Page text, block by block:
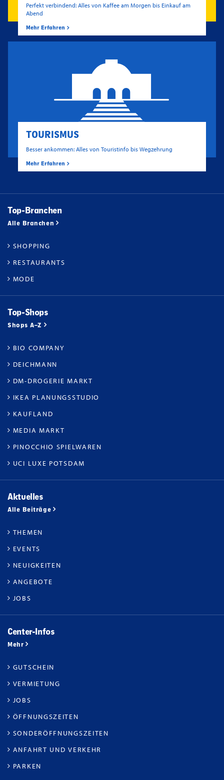
Perfekt verbindend: Alles von Kaffee am Morgen bis Einkauf am
Abend
Mehr Erfahren
TOURISMUS
Besser ankommen: Alles von Touristinfo bis Wegzehrung
Mehr Erfahren
Top-Branchen
Alle Branchen
SHOPPING
RESTAURANTS
MODE
Top-Shops
Shops A–Z
BIO COMPANY
DEICHMANN
DM-DROGERIE MARKT
IKEA PLANUNGSSTUDIO
KAUFLAND
MEDIA MARKT
PINOCCHIO SPIELWAREN
UCI LUXE POTSDAM
Aktuelles
Alle Beiträge
THEMEN
EVENTS
NEUIGKEITEN
ANGEBOTE
JOBS
Center-Infos
Mehr
GUTSCHEIN
VERMIETUNG
JOBS
ÖFFNUNGSZEITEN
SONDERÖFFNUNGSZEITEN
ANFAHRT UND VERKEHR
PARKEN